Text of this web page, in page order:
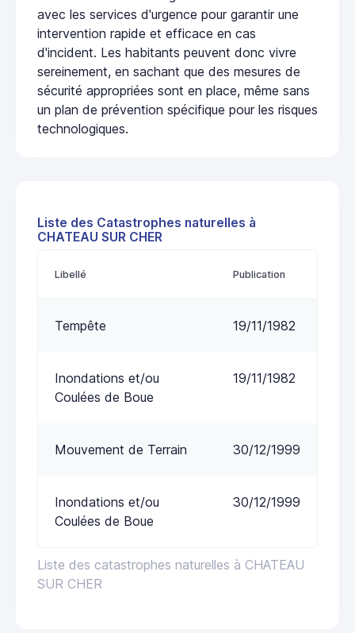
avec les services d'urgence pour garantir une
intervention rapide et efficace en cas
d'incident. Les habitants peuvent donc vivre
sereinement, en sachant que des mesures de
sécurité appropriées sont en place, même sans
un plan de prévention spécifique pour les risques
technologiques.
Liste des Catastrophes naturelles à
CHATEAU SUR CHER
Liste des catastrophes naturelles à CHATEAU
SUR CHER
Libellé Publication
Tempête 19/11/1982
Inondations et/ou
Coulées de Boue
19/11/1982
Mouvement de Terrain 30/12/1999
Inondations et/ou
Coulées de Boue
30/12/1999